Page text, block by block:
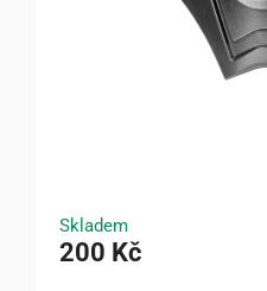
Skladem
200 Kč